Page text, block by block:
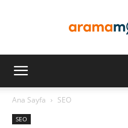
Ana Sayfa SEO
SEO